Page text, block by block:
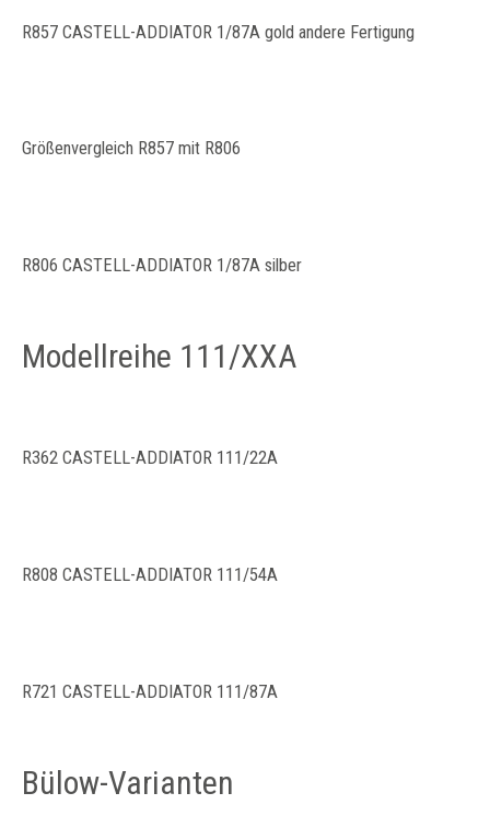
R857 CASTELL-ADDIATOR 1/87A gold andere Fertigung
Größenvergleich R857 mit R806
R806 CASTELL-ADDIATOR 1/87A silber
Modellreihe 111/XXA
R362 CASTELL-ADDIATOR 111/22A
R808 CASTELL-ADDIATOR 111/54A
R721 CASTELL-ADDIATOR 111/87A
Bülow-Varianten